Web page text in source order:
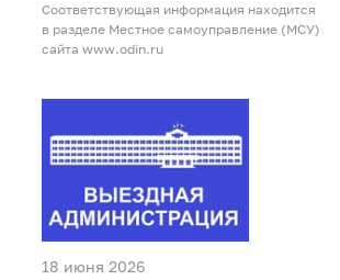
Соответствующая информация находится
в разделе Местное самоуправление (МСУ)
сайта www.odin.ru
18 июня 2026